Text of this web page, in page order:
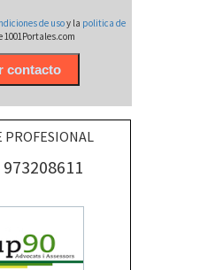
de usoy la politica de
1001Portales.com
PROFESIONAL